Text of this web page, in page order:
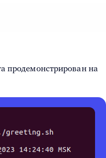
продемонстрирован на